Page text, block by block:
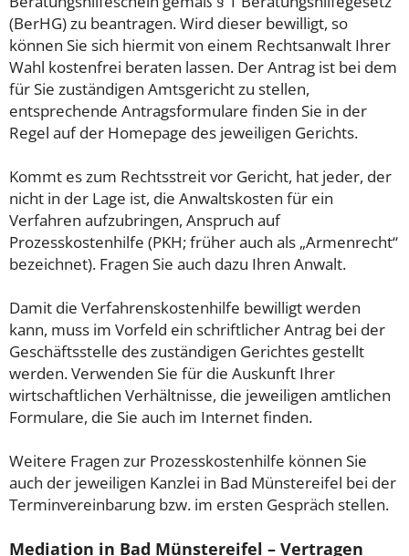
(BerHG) zu beantragen. Wird dieser bewilligt, so
können Sie sich hiermit von einem Rechtsanwalt Ihrer
Wahl kostenfrei beraten lassen. Der Antrag ist bei dem
für Sie zuständigen Amtsgericht zu stellen,
entsprechende Antragsformulare finden Sie in der
Regel auf der Homepage des jeweiligen Gerichts.
Kommt es zum Rechtsstreit vor Gericht, hat jeder, der
nicht in der Lage ist, die Anwaltskosten für ein
Verfahren aufzubringen, Anspruch auf
Prozesskostenhilfe (PKH; früher auch als „Armenrecht“
bezeichnet). Fragen Sie auch dazu Ihren Anwalt.
Damit die Verfahrenskostenhilfe bewilligt werden
kann, muss im Vorfeld ein schriftlicher Antrag bei der
Geschäftsstelle des zuständigen Gerichtes gestellt
werden. Verwenden Sie für die Auskunft Ihrer
wirtschaftlichen Verhältnisse, die jeweiligen amtlichen
Formulare, die Sie auch im Internet finden.
Weitere Fragen zur Prozesskostenhilfe können Sie
auch der jeweiligen Kanzlei in Bad Münstereifel bei der
Terminvereinbarung bzw. im ersten Gespräch stellen.
Mediation in Bad Münstereifel – Vertragen